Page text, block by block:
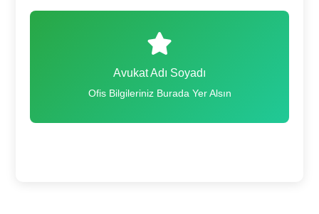
Avukat Adı Soyadı
Ofis Bilgileriniz Burada Yer Alsın